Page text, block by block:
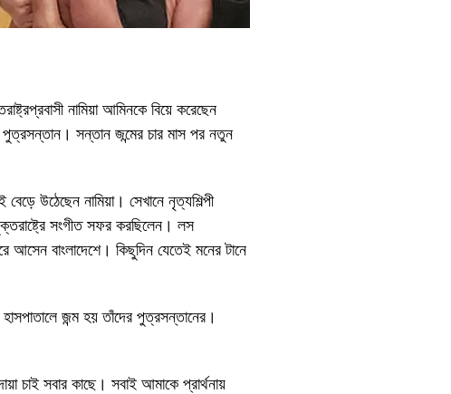
নামিয়া আমিনকে বিয়ে করেছেন
সন্তান জন্মের চার মাস পর নতুন
উঠেছেন নামিয়া। সেখানে নৃত্যশিল্পী
সংগীত সফর করছিলেন। লস
আসেন বাংলাদেশে। কিছুদিন যেতেই মনের টানে
জন্ম হয় তাঁদের পুত্রসন্তানের।
চাই সবার কাছে। সবাই আমাকে প্রার্থনায়